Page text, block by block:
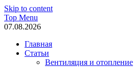
Skip to content
Top Menu
07.08.2026
Главная
Статьи
Вентиляция и отопление